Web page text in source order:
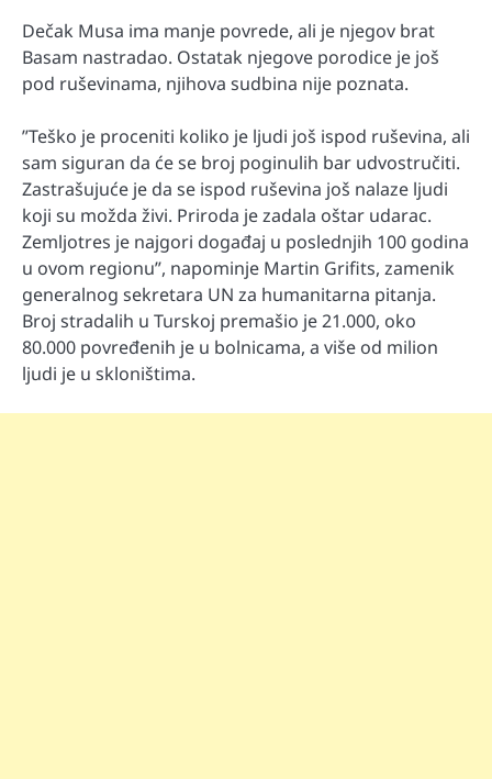
Dečak Musa ima manje povrede, ali je njegov brat
Basam nastradao. Ostatak njegove porodice je još
pod ruševinama, njihova sudbina nije poznata.
”Teško je proceniti koliko je ljudi još ispod ruševina, ali
sam siguran da će se broj poginulih bar udvostručiti.
Zastrašujuće je da se ispod ruševina još nalaze ljudi
koji su možda živi. Priroda je zadala oštar udarac.
Zemljotres je najgori događaj u poslednjih 100 godina
u ovom regionu”, napominje Martin Grifits, zamenik
generalnog sekretara UN za humanitarna pitanja.
Broj stradalih u Turskoj premašio je 21.000, oko
80.000 povređenih je u bolnicama, a više od milion
ljudi je u skloništima.